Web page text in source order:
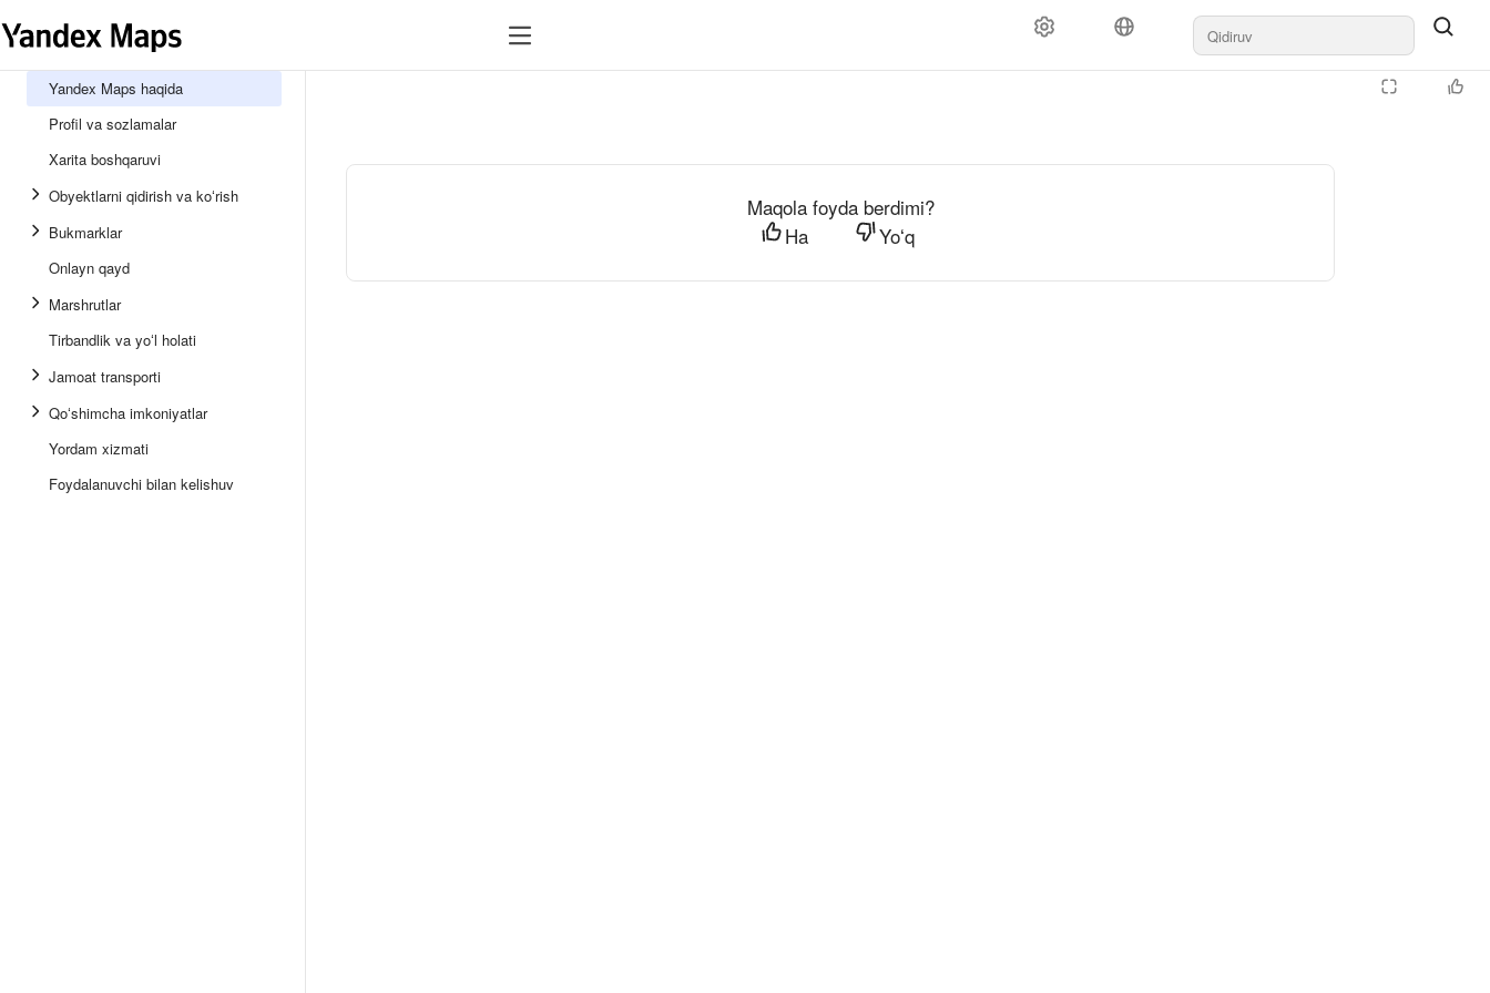
Yandex Maps haqida
Profil va sozlamalar
Xarita boshqaruvi
Obyektlarni qidirish va koʻrish
Bukmarklar
Onlayn qayd
Marshrutlar
Tirbandlik va yoʻl holati
Jamoat transporti
Qoʻshimcha imkoniyatlar
Yordam xizmati
Foydalanuvchi bilan kelishuv
Maqola foyda berdimi?
Ha
Yoʻq